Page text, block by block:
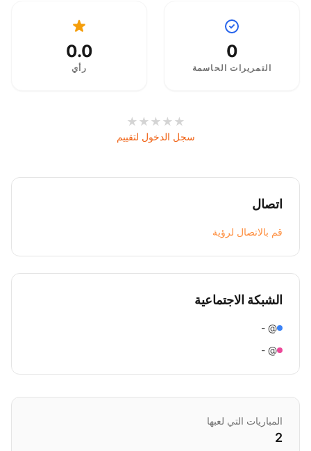
0
التمريرات الحاسمة
0.0
رأي
★
★
★
★
★
سجل الدخول لتقييم
اتصال
قم بالاتصال لرؤية
الشبكة الاجتماعية
@ -
@ -
المباريات التي لعبها
2